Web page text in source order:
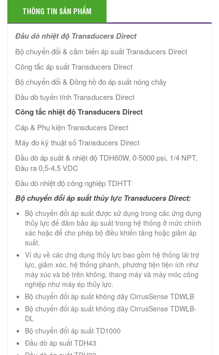
THÔNG TIN SẢN PHẨM
Đầu dò nhiệt độ Transducers Direct
Bộ chuyển đổi & cảm biến áp suất Transducers Direct
Công tắc áp suất Transducers Direct
Bộ chuyển đổi & Đồng hồ đo áp suất nóng chảy
Đầu dò tuyến tính Transducers Direct
Công tắc nhiệt độ Transducers Direct
Cáp & Phụ kiện Transducers Direct
Máy đo kỹ thuật số Transducers Direct
Đầu dò áp suất & nhiệt độ TDH60W, 0-5000 psi, 1/4 NPT,
Đầu ra 0,5-4,5 VDC
Đầu dò nhiệt độ công nghiệp TDHTT
Bộ chuyển đổi áp suất thủy lực Transducers Direct:
Bộ chuyển đổi áp suất được sử dụng trong các ứng dụng
thủy lực để đảm bảo áp suất trong hệ thống ở mức chính
xác hoặc để cho phép bộ điều khiển tăng hoặc giảm áp
suất.
Ví dụ về các ứng dụng thủy lực bao gồm hệ thống lái trợ
lực, giảm xóc, hệ thống phanh, phương tiện tiện ích như
máy xúc và bệ trên không, thang máy và máy móc công
nghiệp như máy ép thủy lực.
Bộ chuyển đổi áp suất không dây CirrusSense TDWLB
Bộ chuyển đổi áp suất không dây CirrusSense TDWLB-
DL
Bộ chuyển đổi áp suất TD1000
Đầu dò áp suất TDH43